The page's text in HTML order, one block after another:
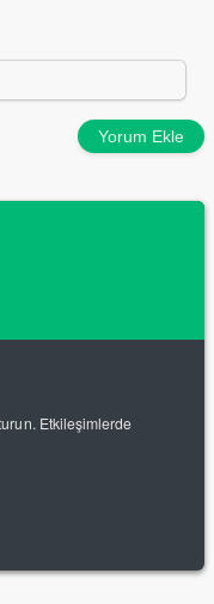
Yorum Ekle
Etkileşimlerde